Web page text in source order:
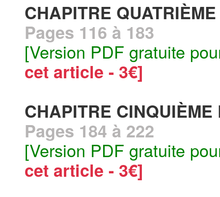
CHAPITRE
Pages 116 à 183
[Version PDF gratuite
cet article - 3€]
CHAPITRE
Pages 184 à 222
[Version PDF gratuite
cet article - 3€]